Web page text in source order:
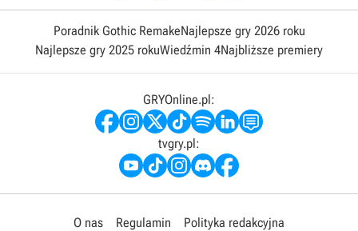
Poradnik Gothic RemakeNajlepsze gry 2026 roku
Najlepsze gry 2025 rokuWiedźmin 4Najbliższe premiery
GRYOnline.pl:
tvgry.pl:
O nas Regulamin
Polityka redakcyjna